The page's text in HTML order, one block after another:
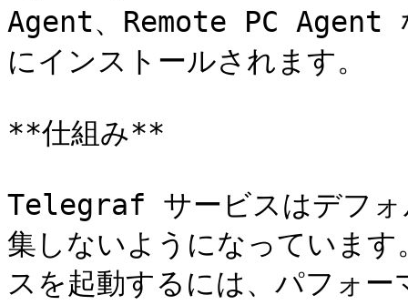
Agent、Remote PC Agent
にインストールされます。
**仕組み**
Telegraf サービスはデフォ
集しないようになっていま
スを起動するには、パフォ